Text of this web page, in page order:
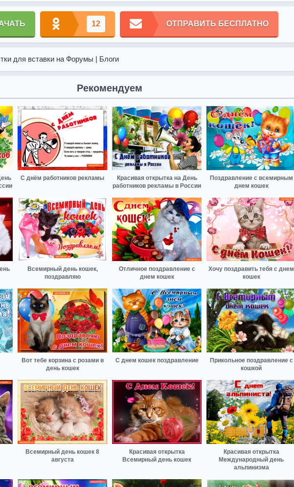
12 ОТПРАВИТЬ БЕСПЛАТНО
для вставки на Форумы | Блоги
Рекомендуем
С днём работников рекламы
Красивая открытка на День
работников рекламы в России
Поздравление с всемирным
днем кошек
Всемирный день кошек,
поздравляю
Отличное поздравление с
днем кошек
Хочу поздравить тебя с днем
кошек
Вот тебе корзина с розами в
день кошек
С днем кошек поздравление
Прикольное поздравление с
кошкой
Всемирный день кошек 8
августа
Красивая открытка
Всемирный день кошек
Красивая открытка
Международный день
альпинизма